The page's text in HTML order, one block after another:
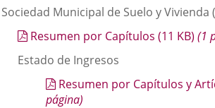
Municipal de Suelo y Vivienda
Resumen por Capítulos (11 KB) (1
Estado de Ingresos
Resumen por Capítulos y
página)